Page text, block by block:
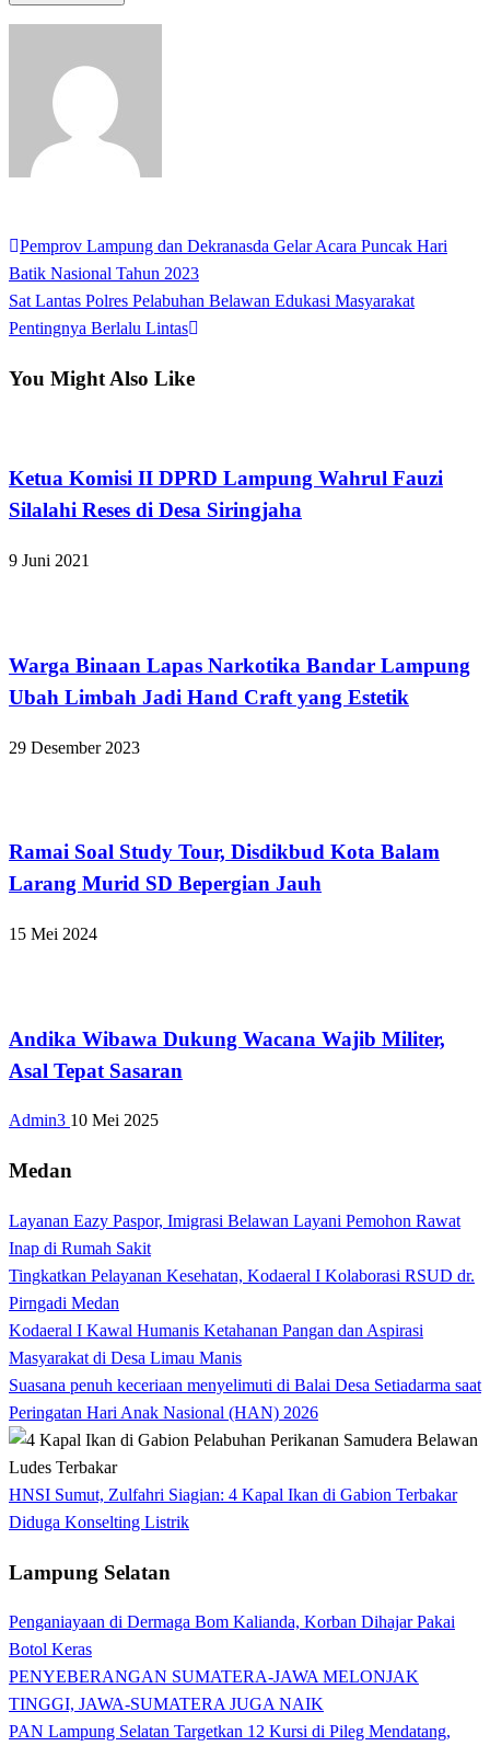
Navigasi
pos
Previous
Post
Pemprov Lampung dan Dekranasda Gelar Acara Puncak Hari
Batik Nasional Tahun 2023
Next
Post
Sat Lantas Polres Pelabuhan Belawan Edukasi Masyarakat
Pentingnya Berlalu Lintas
You Might Also Like
Ketua Komisi II DPRD Lampung Wahrul Fauzi
Silalahi Reses di Desa Siringjaha
9 Juni 2021
Warga Binaan Lapas Narkotika Bandar Lampung
Ubah Limbah Jadi Hand Craft yang Estetik
29 Desember 2023
Ramai Soal Study Tour, Disdikbud Kota Balam
Larang Murid SD Bepergian Jauh
15 Mei 2024
Andika Wibawa Dukung Wacana Wajib Militer,
Asal Tepat Sasaran
Admin3 10 Mei 2025
Medan
Layanan Eazy Paspor, Imigrasi Belawan Layani Pemohon Rawat
Inap di Rumah Sakit
Tingkatkan Pelayanan Kesehatan, Kodaeral I Kolaborasi RSUD dr.
Pirngadi Medan‎
Kodaeral I Kawal Humanis Ketahanan Pangan dan Aspirasi
Masyarakat di Desa Limau Manis
Suasana penuh keceriaan menyelimuti di Balai Desa Setiadarma saat
Peringatan Hari Anak Nasional (HAN) 2026
HNSI Sumut, Zulfahri Siagian: 4 Kapal Ikan di Gabion Terbakar
Diduga Konselting Listrik
Lampung Selatan
Penganiayaan di Dermaga Bom Kalianda, Korban Dihajar Pakai
Botol Keras
PENYEBERANGAN SUMATERA-JAWA MELONJAK
TINGGI, JAWA-SUMATERA JUGA NAIK
PAN Lampung Selatan Targetkan 12 Kursi di Pileg Mendatang,